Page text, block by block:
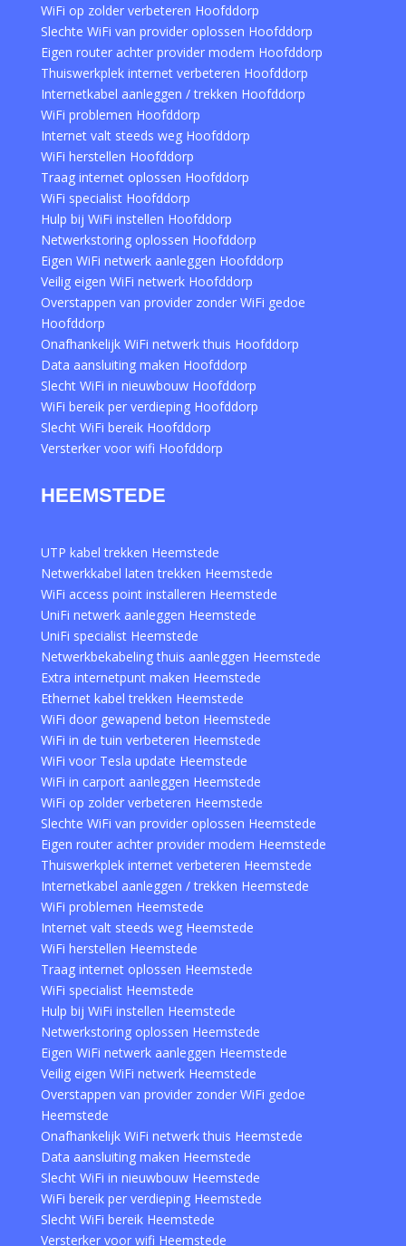
WiFi op zolder verbeteren Hoofddorp
Slechte WiFi van provider oplossen Hoofddorp
Eigen router achter provider modem Hoofddorp
Thuiswerkplek internet verbeteren Hoofddorp
Internetkabel aanleggen / trekken Hoofddorp
WiFi problemen Hoofddorp
Internet valt steeds weg Hoofddorp
WiFi herstellen Hoofddorp
Traag internet oplossen Hoofddorp
WiFi specialist Hoofddorp
Hulp bij WiFi instellen Hoofddorp
Netwerkstoring oplossen Hoofddorp
Eigen WiFi netwerk aanleggen Hoofddorp
Veilig eigen WiFi netwerk Hoofddorp
Overstappen van provider zonder WiFi gedoe
Hoofddorp
Onafhankelijk WiFi netwerk thuis Hoofddorp
Data aansluiting maken Hoofddorp
Slecht WiFi in nieuwbouw Hoofddorp
WiFi bereik per verdieping Hoofddorp
Slecht WiFi bereik Hoofddorp
Versterker voor wifi Hoofddorp
HEEMSTEDE
UTP kabel trekken Heemstede
Netwerkkabel laten trekken Heemstede
WiFi access point installeren Heemstede
UniFi netwerk aanleggen Heemstede
UniFi specialist Heemstede
Netwerkbekabeling thuis aanleggen Heemstede
Extra internetpunt maken Heemstede
Ethernet kabel trekken Heemstede
WiFi door gewapend beton Heemstede
WiFi in de tuin verbeteren Heemstede
WiFi voor Tesla update Heemstede
WiFi in carport aanleggen Heemstede
WiFi op zolder verbeteren Heemstede
Slechte WiFi van provider oplossen Heemstede
Eigen router achter provider modem Heemstede
Thuiswerkplek internet verbeteren Heemstede
Internetkabel aanleggen / trekken Heemstede
WiFi problemen Heemstede
Internet valt steeds weg Heemstede
WiFi herstellen Heemstede
Traag internet oplossen Heemstede
WiFi specialist Heemstede
Hulp bij WiFi instellen Heemstede
Netwerkstoring oplossen Heemstede
Eigen WiFi netwerk aanleggen Heemstede
Veilig eigen WiFi netwerk Heemstede
Overstappen van provider zonder WiFi gedoe
Heemstede
Onafhankelijk WiFi netwerk thuis Heemstede
Data aansluiting maken Heemstede
Slecht WiFi in nieuwbouw Heemstede
WiFi bereik per verdieping Heemstede
Slecht WiFi bereik Heemstede
Versterker voor wifi Heemstede